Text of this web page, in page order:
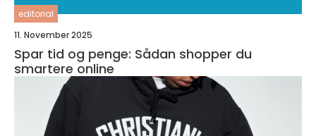
editorial
11. November 2025
Spar tid og penge: Sådan shopper du
smartere online